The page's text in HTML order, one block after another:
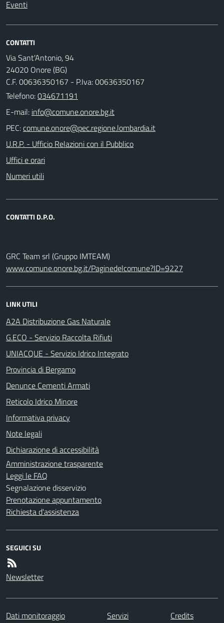
Eventi
CONTATTI
Via Sant'Antonio, 94
24020 Onore (BG)
C.F. 00636350167 - P.Iva: 00636350167
Telefono:034671191
E-mail:
PEC:
U.R.P. - Ufficio Relazioni con il Pubblico
Uffici e orari
Numeri utili
CONTATTI D.P.O.
GRC Team srl (Gruppo IMTEAM)
www.comune.onore.bg.it/Paginedelcomune?ID=9227
LINK UTILI
A2A Distribuzione Gas Naturale
G.ECO - Servizio Raccolta Rifiuti
UNIACQUE - Servizio Idrico Integrato
Provincia di Bergamo
Denunce Cementi Armati
Reticolo Idrico Minore
Informativa privacy
Note legali
Dichiarazione di accessibilità
Amministrazione trasparente
Leggi le FAQ
Segnalazione disservizio
Prenotazione appuntamento
Richiesta d'assistenza
SEGUICI SU
Newsletter
Dati monitoraggio Servizi
Credits